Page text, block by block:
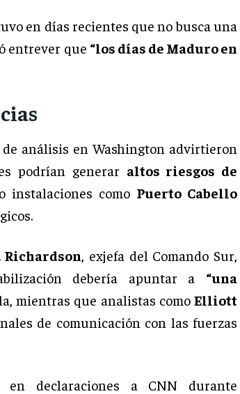
en días recientes que no busca una
entrever que “los días de Maduro en
análisis en Washington advirtieron
podrían generar altos riesgos de
instalaciones como Puerto Cabello
Richardson , exjefa del Comando Sur,
debería apuntar a “una
mientras que analistas comoElliott
de comunicación con las fuerzas
en declaraciones a CNN durante